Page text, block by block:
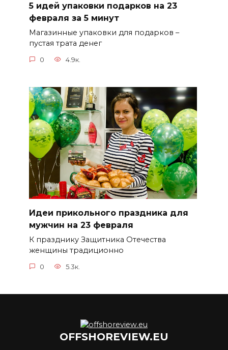
5 идей упаковки подарков на 23
февраля за 5 минут
Магазинные упаковки для подарков –
пустая трата денег
0 4.9к.
Идеи прикольного праздника для
мужчин на 23 февраля
К празднику Защитника Отечества
женщины традиционно
0 5.3к.
OFFSHOREVIEW.EU